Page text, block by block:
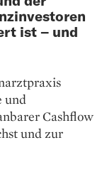
ist – und
und
Cashflow
und zur